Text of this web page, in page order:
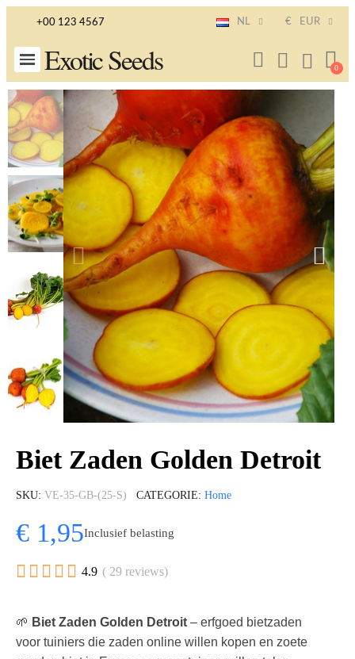
+00 123 4567 NL € EUR
Exotic Seeds
Biet Zaden Golden Detroit
SKU VE-35-GB-(25-S) CATEGORIE Home
€ 1,95Inclusief belasting
     4.9 ( 29 reviews)
🌱 Biet Zaden Golden Detroit – erfgoed bietzaden
voor tuiniers die zaden online willen kopen en zoete